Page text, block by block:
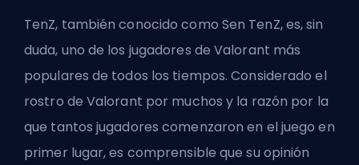
TenZ, también conocido como Sen TenZ, es, sin
duda, uno de los jugadores de Valorant más
populares de todos los tiempos. Considerado el
rostro de Valorant por muchos y la razón por la
que tantos jugadores comenzaron en el juego en
primer lugar, es comprensible que su opinión